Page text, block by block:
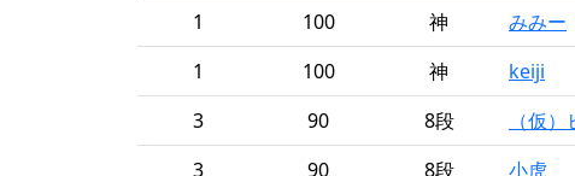
1
100 神
みみー
1
100 神
keiji
3
90 8段
（仮）
3
90 8段 小虎